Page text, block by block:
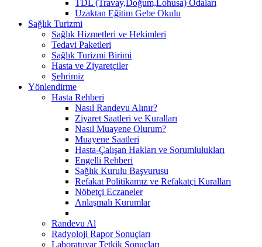
TDL (Travay,Doğum,Lohusa) Odaları
Uzaktan Eğitim Gebe Okulu
Sağlık Turizmi
Sağlık Hizmetleri ve Hekimleri
Tedavi Paketleri
Sağlık Turizmi Birimi
Hasta ve Ziyaretçiler
Şehrimiz
Yönlendirme
Hasta Rehberi
Nasıl Randevu Alınır?
Ziyaret Saatleri ve Kuralları
Nasıl Muayene Olurum?
Muayene Saatleri
Hasta-Çalışan Hakları ve Sorumlulukları
Engelli Rehberi
Sağlık Kurulu Başvurusu
Refakat Politikamız ve Refakatçi Kuralları
Nöbetçi Eczaneler
Anlaşmalı Kurumlar
Randevu Al
Radyoloji Rapor Sonuçları
Laboratuvar Tetkik Sonuçları